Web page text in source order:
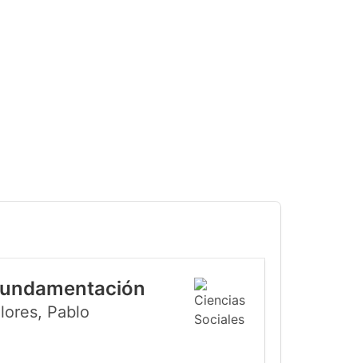
Pablo